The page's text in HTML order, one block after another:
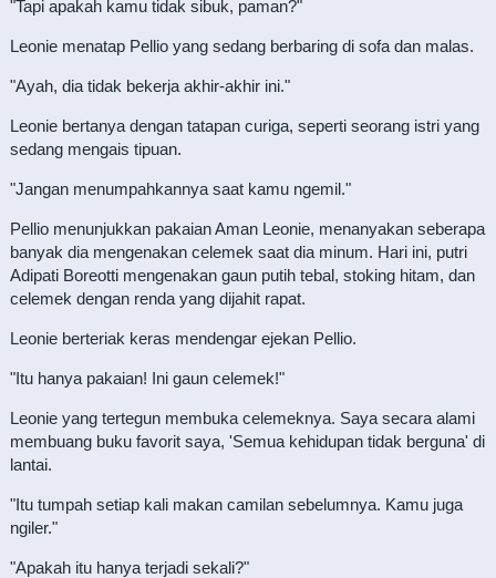
"Tapi apakah kamu tidak sibuk, paman?"
Leonie menatap Pellio yang sedang berbaring di sofa dan malas.
"Ayah, dia tidak bekerja akhir-akhir ini."
Leonie bertanya dengan tatapan curiga, seperti seorang istri yang
sedang mengais tipuan.
"Jangan menumpahkannya saat kamu ngemil."
Pellio menunjukkan pakaian Aman Leonie, menanyakan seberapa
banyak dia mengenakan celemek saat dia minum. Hari ini, putri
Adipati Boreotti mengenakan gaun putih tebal, stoking hitam, dan
celemek dengan renda yang dijahit rapat.
Leonie berteriak keras mendengar ejekan Pellio.
"Itu hanya pakaian! Ini gaun celemek!"
Leonie yang tertegun membuka celemeknya. Saya secara alami
membuang buku favorit saya, 'Semua kehidupan tidak berguna' di
lantai.
"Itu tumpah setiap kali makan camilan sebelumnya. Kamu juga
ngiler."
"Apakah itu hanya terjadi sekali?"